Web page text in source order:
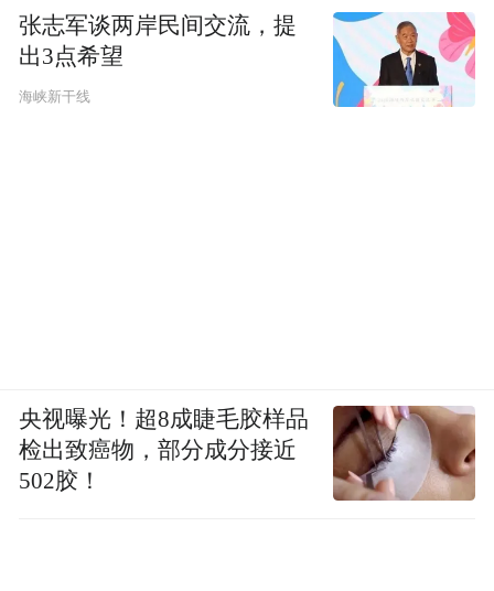
张志军谈两岸民间交流，提
出3点希望
海峡新干线
央视曝光！超8成睫毛胶样品
检出致癌物，部分成分接近
502胶！